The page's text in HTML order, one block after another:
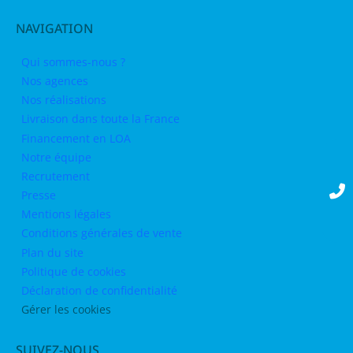
NAVIGATION
Qui sommes-nous ?
Nos agences
Nos réalisations
Livraison dans toute la France
Financement en LOA
Notre équipe
Recrutement
Presse
Mentions légales
Conditions générales de vente
Plan du site
Politique de cookies
Déclaration de confidentialité
Gérer les cookies